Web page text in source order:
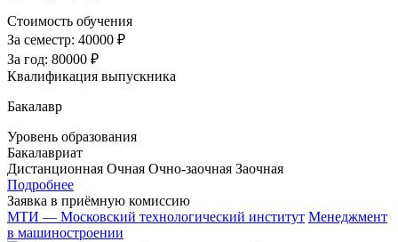
Стоимость обучения
За семестр: 40000 ₽
За год: 80000 ₽
Квалификация выпускника
Бакалавр
Уровень образования
Бакалавриат
Дистанционная Очная Очно-заочная Заочная
Подробнее
Заявка в приёмную комиссию
МТИ — Московский технологический институт Менеджмент
в машиностроении